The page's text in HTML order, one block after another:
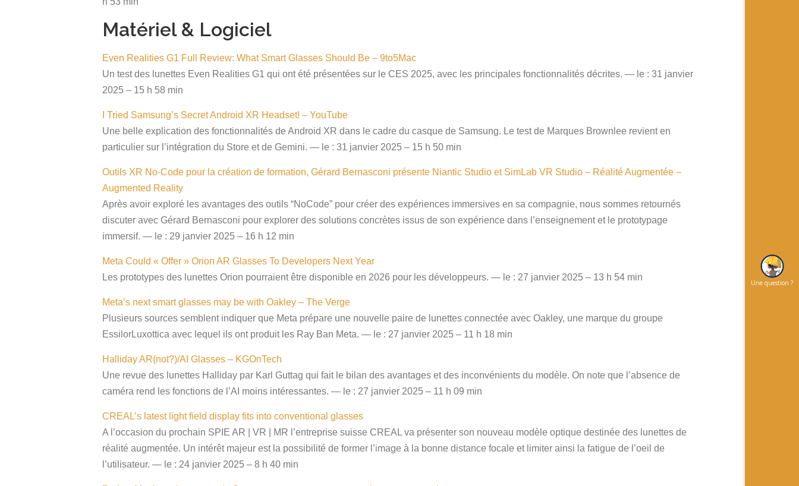
Matériel & Logiciel
Even Realities G1 Full Review: What Smart Glasses Should Be – 9to5Mac
Un test des lunettes Even Realities G1 qui ont été présentées sur le CES 2025, avec les principales fonctionnalités décrites. — le : 31 janvier
2025 – 15 h 58 min
I Tried Samsung’s Secret Android XR Headset! – YouTube
Une belle explication des fonctionnalités de Android XR dans le cadre du casque de Samsung. Le test de Marques Brownlee revient en
particulier sur l’intégration du Store et de Gemini. — le : 31 janvier 2025 – 15 h 50 min
Outils XR No-Code pour la création de formation, Gérard Bernasconi présente Niantic Studio et SimLab VR Studio – Réalité Augmentée –
Augmented Reality
Après avoir exploré les avantages des outils “NoCode” pour créer des expériences immersives en sa compagnie, nous sommes retournés
discuter avec Gérard Bernasconi pour explorer des solutions concrètes issus de son expérience dans l’enseignement et le prototypage
immersif. — le : 29 janvier 2025 – 16 h 12 min
Meta Could « Offer » Orion AR Glasses To Developers Next Year
Les prototypes des lunettes Orion pourraient être disponible en 2026 pour les développeurs. — le : 27 janvier 2025 – 13 h 54 min
Meta’s next smart glasses may be with Oakley – The Verge
Plusieurs sources semblent indiquer que Meta prépare une nouvelle paire de lunettes connectée avec Oakley, une marque du groupe
EssilorLuxottica avec lequel ils ont produit les Ray Ban Meta. — le : 27 janvier 2025 – 11 h 18 min
Halliday AR(not?)/AI Glasses – KGOnTech
Une revue des lunettes Halliday par Karl Guttag qui fait le bilan des avantages et des inconvénients du modèle. On note que l’absence de
caméra rend les fonctions de l’AI moins intéressantes. — le : 27 janvier 2025 – 11 h 09 min
CREAL’s latest light field display fits into conventional glasses
A l’occasion du prochain SPIE AR | VR | MR l’entreprise suisse CREAL va présenter son nouveau modèle optique destinée des lunettes de
réalité augmentée. Un intérêt majeur est la possibilité de former l’image à la bonne distance focale et limiter ainsi la fatigue de l’oeil de
l’utilisateur. — le : 24 janvier 2025 – 8 h 40 min
Une question ?